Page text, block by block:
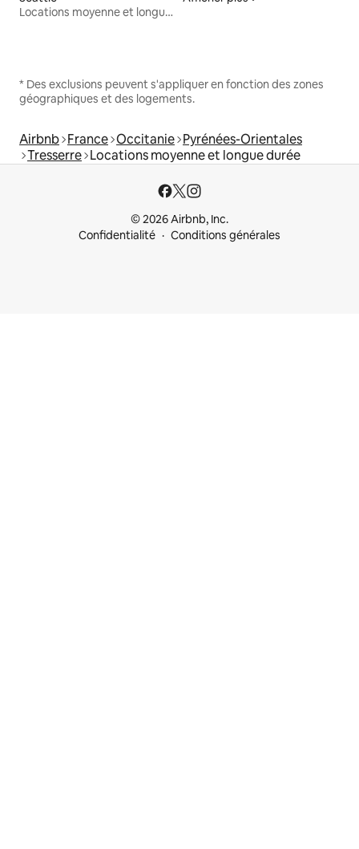
Locations moyenne et longue durée
* Des exclusions peuvent s'appliquer en fonction des zones
géographiques et des logements.
Airbnb France Occitanie Pyrénées-Orientales
Tresserre Locations moyenne et longue durée
© 2026 Airbnb, Inc.
Confidentialité
Conditions générales